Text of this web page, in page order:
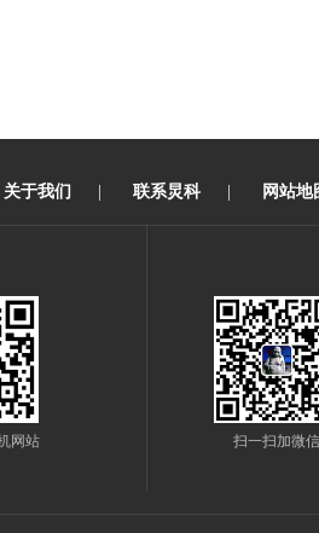
关于我们 联系炅科 网站地
网站 扫一扫加微信